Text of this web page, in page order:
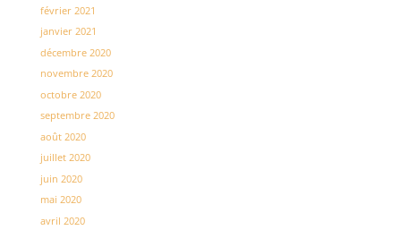
février 2021
janvier 2021
décembre 2020
novembre 2020
octobre 2020
septembre 2020
août 2020
juillet 2020
juin 2020
mai 2020
avril 2020